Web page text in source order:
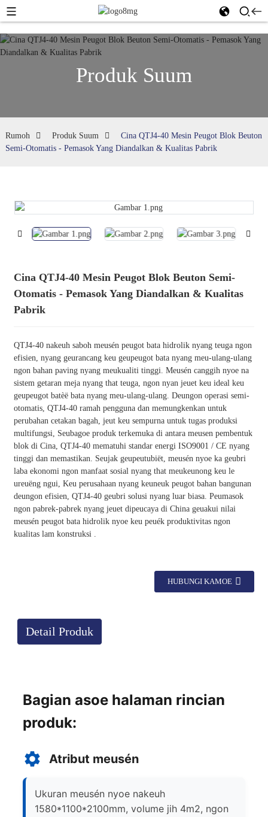
Produk Suum
Rumoh Produk Suum
Cina QTJ4-40 Mesin Peugot Blok Beuton
Semi-Otomatis - Pemasok Yang Diandalkan & Kualitas Pabrik
Cina QTJ4-40 Mesin Peugot Blok Beuton Semi-
Otomatis - Pemasok Yang Diandalkan & Kualitas
Pabrik
QTJ4-40 nakeuh saboh meusén peugot bata hidrolik nyang teuga ngon
efisien, nyang geurancang keu geupeugot bata nyang meu-ulang-ulang
ngon bahan paving nyang meukualiti tinggi. Meusén canggih nyoe na
sistem getaran meja nyang that teuga, ngon nyan jeuet keu ideal keu
geupeugot batèë bata nyang meu-ulang-ulang. Deungon operasi semi-
otomatis, QTJ4-40 ramah pengguna dan memungkenkan untuk
perubahan cetakan bagah, jeut keu sempurna untuk tugas produksi
multifungsi, Seubagoe produk terkemuka di antara meusen pembentuk
blok di Cina, QTJ4-40 mematuhi standar energi ISO9001 / CE nyang
tinggi dan memastikan. Seujak geupeutubiët, meusén nyoe ka geubri
laba ekonomi ngon manfaat sosial nyang that meukeunong keu le
ureuëng ngui, Keu perusahaan nyang keuneuk peugot bahan bangunan
deungon efisien, QTJ4-40 geubri solusi nyang luar biasa. Peumasok
ngon pabrek-pabrek nyang jeuet dipeucaya di China geuakui nilai
meusén peugot bata hidrolik nyoe keu peuék produktivitas ngon
kualitas lam konstruksi .
HUBUNGI KAMOE
Detail Produk
Bagian asoe halaman rincian
produk:
Atribut meusén
Ukuran meusén nyoe nakeuh
1580*1100*2100mm, volume jih 4m2, ngon